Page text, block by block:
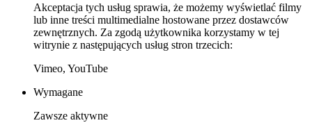
Akceptacja tych usług sprawia, że możemy wyświetlać filmy
lub inne treści multimedialne hostowane przez dostawców
zewnętrznych. Za zgodą użytkownika korzystamy w tej
witrynie z następujących usług stron trzecich:
Vimeo, YouTube
Wymagane
Zawsze aktywne